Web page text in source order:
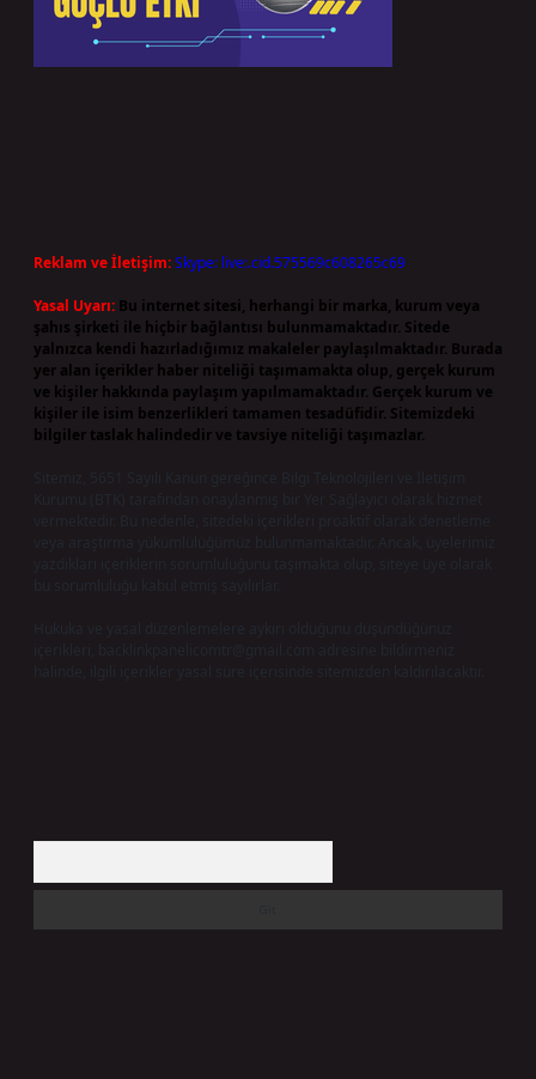
Reklam ve İletişim:Skype: live:.cid.575569c608265c69
Yasal Uyarı: Bu internet sitesi, herhangi bir marka, kurum veya
şahıs şirketi ile hiçbir bağlantısı bulunmamaktadır. Sitede
yalnızca kendi hazırladığımız makaleler paylaşılmaktadır. Burada
yer alan içerikler haber niteliği taşımamakta olup, gerçek kurum
ve kişiler hakkında paylaşım yapılmamaktadır. Gerçek kurum ve
kişiler ile isim benzerlikleri tamamen tesadüfidir. Sitemizdeki
bilgiler taslak halindedir ve tavsiye niteliği taşımazlar.
vermektedir. Bu nedenle, sitedeki içerikleri proaktif olarak denetleme
yazdıkları içeriklerin sorumluluğunu taşımakta olup, siteye üye olarak
içerikleri,
halinde, ilgili içerikler yasal süre içerisinde sitemizden kaldırılacaktır.